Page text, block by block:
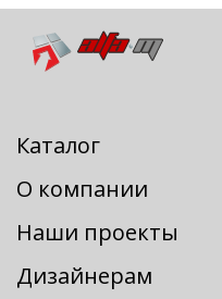
Каталог
О компании
Наши проекты
Дизайнерам